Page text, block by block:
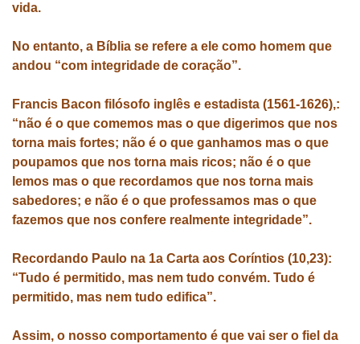
vida.
No entanto, a Bíblia se refere a ele como homem que
andou “com integridade de coração”.
Francis Bacon filósofo inglês e estadista (1561-1626),:
“não é o que comemos mas o que digerimos que nos
torna mais fortes; não é o que ganhamos mas o que
poupamos que nos torna mais ricos; não é o que
lemos mas o que recordamos que nos torna mais
sabedores; e não é o que professamos mas o que
fazemos que nos confere realmente integridade”.
Recordando Paulo na 1a Carta aos Coríntios (10,23):
“Tudo é permitido, mas nem tudo convém. Tudo é
permitido, mas nem tudo edifica”.
Assim, o nosso comportamento é que vai ser o fiel da